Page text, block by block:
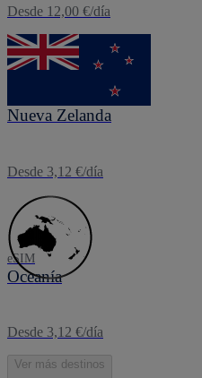
Desde 12,00 €/día
Nueva Zelanda
Desde 3,12 €/día
eSIM
Oceanía
Desde 3,12 €/día
Ver más destinos